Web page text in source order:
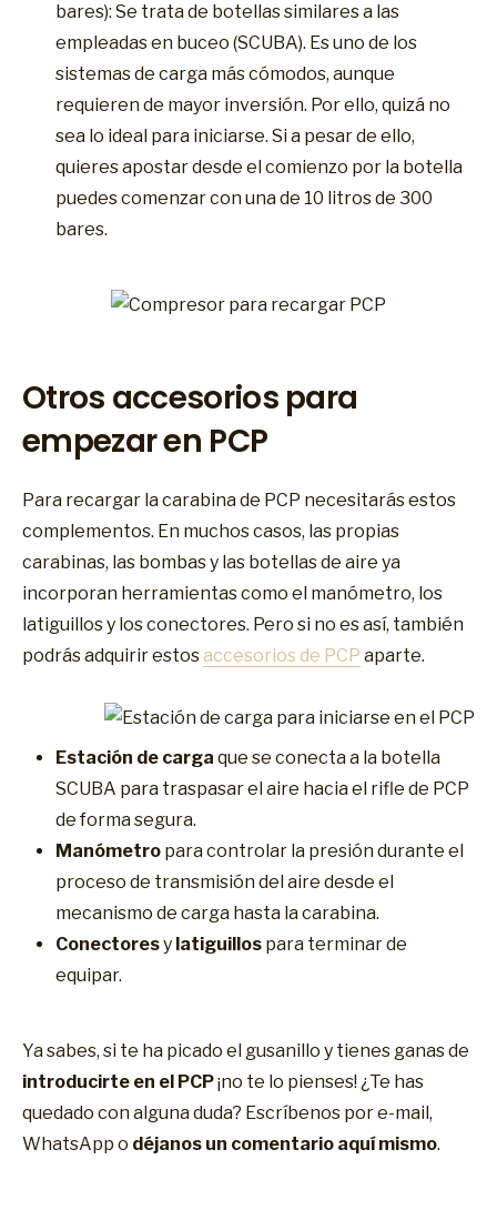
bares): Se trata de botellas similares a las
empleadas en buceo (SCUBA). Es uno de los
sistemas de carga más cómodos, aunque
requieren de mayor inversión. Por ello, quizá no
sea lo ideal para iniciarse. Si a pesar de ello,
quieres apostar desde el comienzo por la botella
puedes comenzar con una de 10 litros de 300
bares.
Otros accesorios para
empezar en PCP
Para recargar la carabina de PCP necesitarás estos
complementos. En muchos casos, las propias
carabinas, las bombas y las botellas de aire ya
incorporan herramientas como el manómetro, los
latiguillos y los conectores. Pero si no es así, también
podrás adquirir estos accesorios de PCP aparte.
Estación de carga que se conecta a la botella
SCUBA para traspasar el aire hacia el rifle de PCP
de forma segura.
Manómetro para controlar la presión durante el
proceso de transmisión del aire desde el
mecanismo de carga hasta la carabina.
Conectoresy latiguillos para terminar de
equipar.
Ya sabes, si te ha picado el gusanillo y tienes ganas de
introducirte en el PCP¡no te lo pienses! ¿Te has
quedado con alguna duda? Escríbenos por e-mail,
WhatsApp o déjanos un comentario aquí mismo.